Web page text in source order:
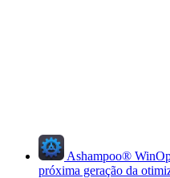
Ashampoo®
próxima geração da